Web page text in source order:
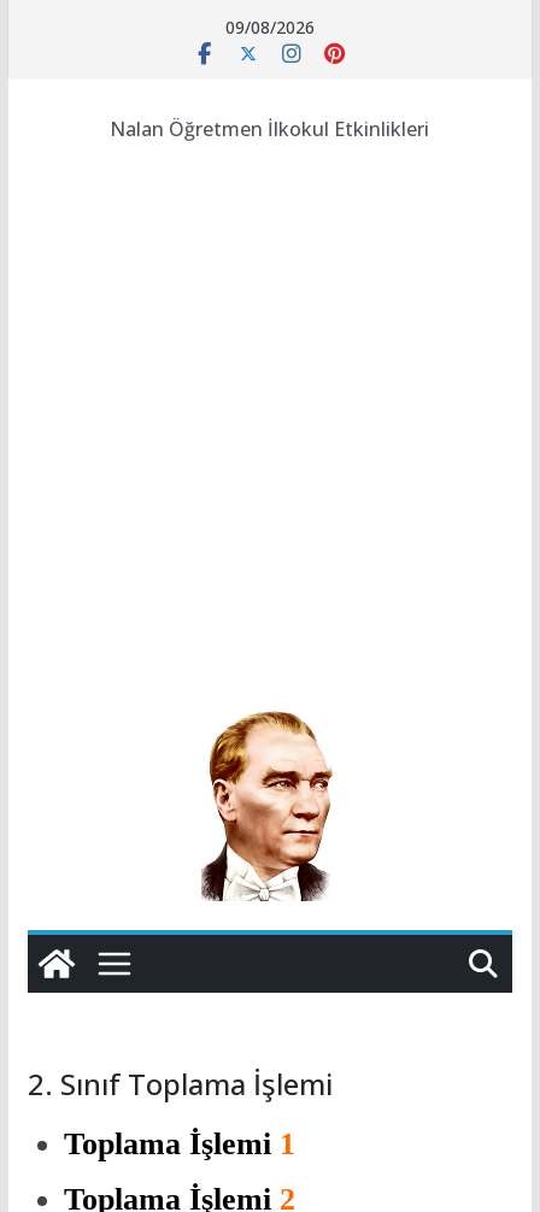
09/08/2026
Nalan Öğretmen İlkokul Etkinlikleri
2. Sınıf Toplama İşlemi
Toplama İşlemi 1
Toplama İşlemi 2